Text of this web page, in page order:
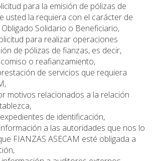
para la emisión de pólizas de
usted la requiera con el carácter de
Obligado Solidario o Beneficiario,
para realizar operaciones
de pólizas de fianzas, es decir,
o reafianzamiento,
de servicios que requiera
motivos relacionados a la relación
de identificación,
a las autoridades que nos lo
FIANZAS ASECAM esté obligada a